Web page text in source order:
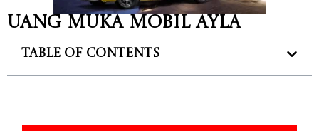
Uang Muka Mobil Ayla
Table of Contents